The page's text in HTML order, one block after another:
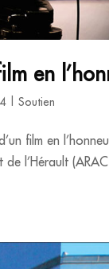
en
|Soutien
film en
l’Hérault